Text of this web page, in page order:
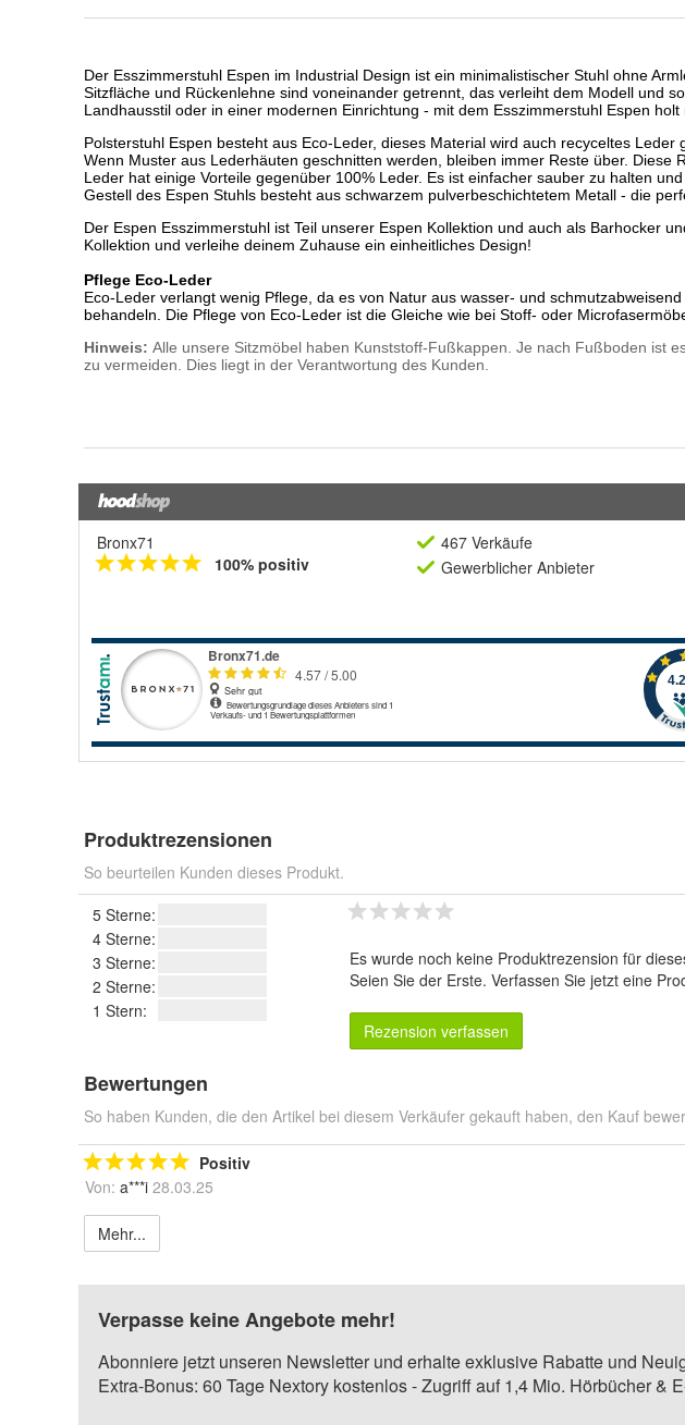
Bronx71
100% positiv
467 Verkäufe
Gewerblicher Anbieter
Produktrezensionen
So beurteilen Kunden dieses Produkt.
5 Sterne:
4 Sterne:
3 Sterne:
2 Sterne:
1 Stern:
Es wurde noch keine Produktrezension für
Seien Sie der Erste. Verfassen Sie jetzt eine
Rezension verfassen
Bewertungen
So haben Kunden, die den Artikel bei diesem Verkäufer gekauft haben, den Kauf
Positiv
Von: a***i 28.03.25
Mehr...
Verpasse keine Angebote mehr!
Abonniere jetzt unseren Newsletter und erhalte exklusive Rabatte und
Extra-Bonus: 60 Tage Nextory kostenlos - Zugriff auf 1,4 Mio. Hörbücher &